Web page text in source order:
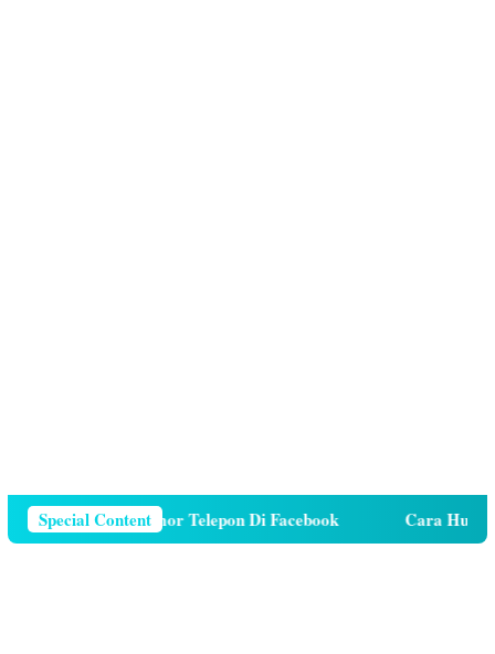
Special Content
Menghapus Nomor Telepon Di Facebook Cara Hutang